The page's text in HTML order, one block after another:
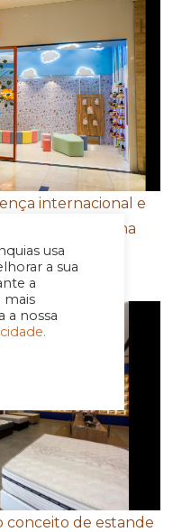
usa
a sua
a
mais
a nossa
internacional e
de olho na
conceito de estande